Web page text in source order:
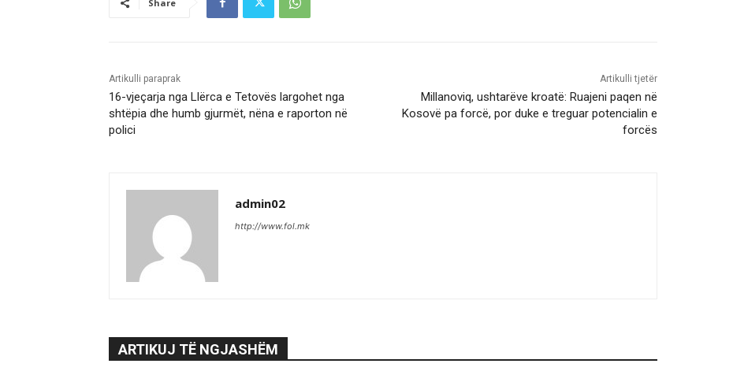
Share
Artikulli paraprak
16-vjeçarja nga Llërca e Tetovës largohet nga
shtëpia dhe humb gjurmët, nëna e raporton në
polici
Artikulli tjetër
Millanoviq, ushtarëve kroatë: Ruajeni paqen në
Kosovë pa forcë, por duke e treguar potencialin e
forcës
admin02
http://www.fol.mk
ARTIKUJ TË NGJASHËM